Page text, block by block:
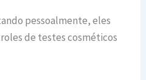
pessoalmente, eles
de testes cosméticos